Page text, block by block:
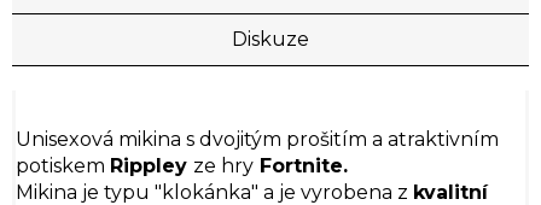
Diskuze
Unisexová mikina s dvojitým prošitím a atraktivním
potiskem Rippley ze hry Fortnite.
Mikina je typu "klokánka" a je vyrobena z kvalitní